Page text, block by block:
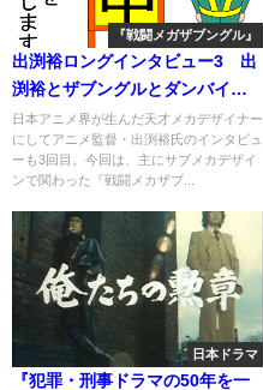
『戦闘メガザブングル』
出渕裕ロングインタビュー3 出
渕裕とザブングルとダンバイン
と（一時工事中）
日本アニメ界が生んだ天才メカデザイナー
にしてアニメ監督・出渕裕氏のインタビュ
ーも3回目。今回は、主にサブメカデザイ
ンで関わった『戦闘メカザブ...
日本ドラマ
『犯罪・刑事ドラマの50年を一